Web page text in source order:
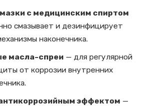
с медицинским спиртом
смазывает и дезинфицирует
наконечника.
масла-спреи — для регулярной
от коррозии внутренних
эффектом —